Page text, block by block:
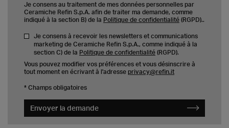
Je consens au traitement de mes données personnelles par
Ceramiche Refin S.p.A. afin de traiter ma demande, comme
indiqué à la section B) de la Politique de confidentialité (RGPD)..
Je consens à recevoir les newsletters et communications
marketing de Ceramiche Refin S.p.A., comme indiqué à la
section C) de la Politique de confidentialité (RGPD).
Vous pouvez modifier vos préférences et vous désinscrire à
tout moment en écrivant à l'adresse privacy@refin.it
* Champs obligatoires
Envoyer la demande